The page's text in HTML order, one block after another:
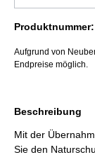
Produktnummer:
Aufgrund von
Endpreise möglich.
Beschreibung
Mit der
Sie den